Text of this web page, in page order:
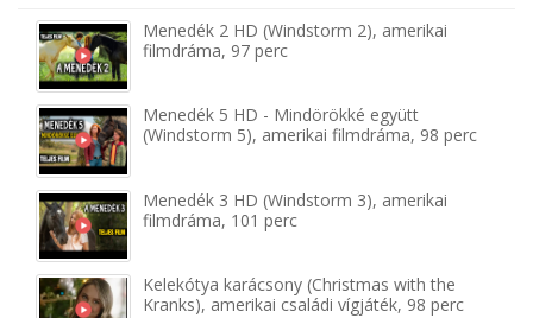
Menedék 2 HD (Windstorm 2), amerikai
filmdráma, 97 perc
Menedék 5 HD - Mindörökké együtt
(Windstorm 5), amerikai filmdráma, 98 perc
Menedék 3 HD (Windstorm 3), amerikai
filmdráma, 101 perc
Kelekótya karácsony (Christmas with the
Kranks), amerikai családi vígjáték, 98 perc